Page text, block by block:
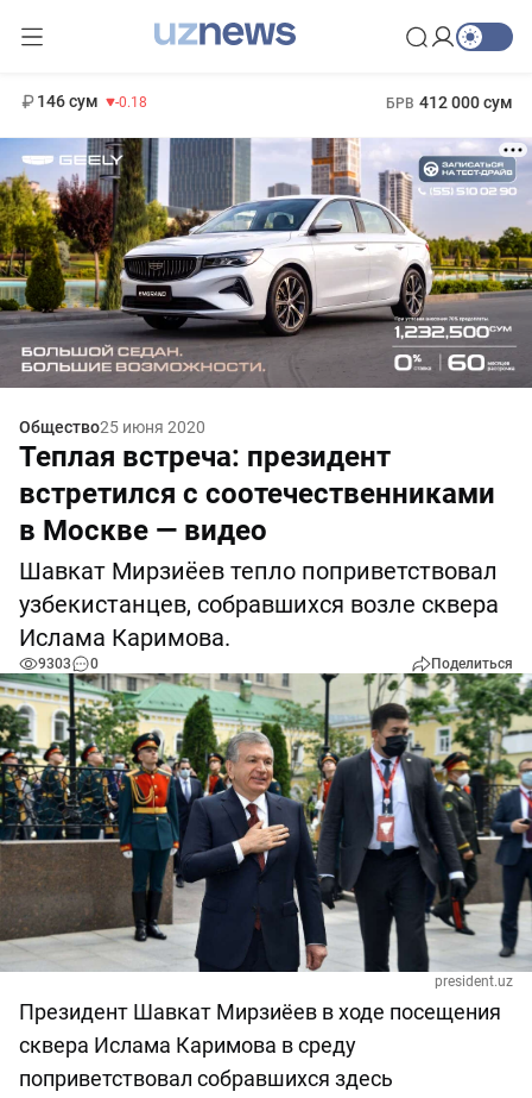
11 916 сум 28.92 МРОТ 1 271 000 сум
Общество25 июня 2020
Теплая встреча: президент
встретился с соотечественниками
в Москве — видео
Шавкат Мирзиёев тепло поприветствовал
узбекистанцев, собравшихся возле сквера
Ислама Каримова.
9303 0 Поделиться
president.uz
Президент Шавкат Мирзиёев в ходе посещения
сквера Ислама Каримова в среду
поприветствовал собравшихся здесь